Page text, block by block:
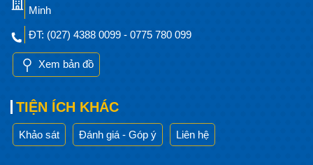
Minh
ĐT: (027) 4388 0099 - 0775 780 099
Xem bản đồ
TIỆN ÍCH KHÁC
Khảo sát Đánh giá - Góp ý Liên hệ